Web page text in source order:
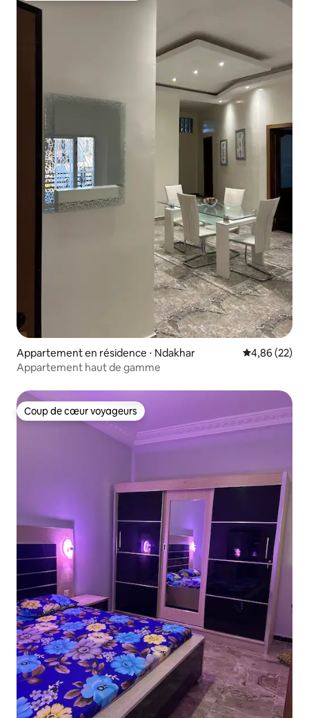
Appartement en résidence ⋅ Ndakhar Évaluation
4,86 (22)
Appartement haut de gamme
Coup de cœur voyageurs
Coup de cœur voyageurs